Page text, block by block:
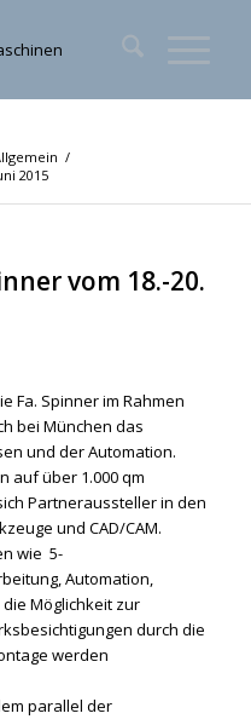
/
2015
vom 18.-20.
Fa. Spinner im Rahmen
bei München das
und der Automation.
auf über 1.000 qm
Partneraussteller in den
und CAD/CAM.
wie 5-
Automation,
Möglichkeit zur
durch die
werden
parallel der